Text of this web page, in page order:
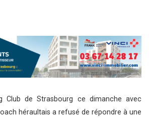
Club de Strasbourg ce dimanche avec
héraultais a refusé de répondre à une